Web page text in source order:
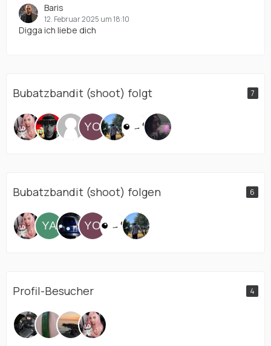
Baris
12. Februar 2025 um 18:10
Digga ich liebe dich
Bubatzbandit (shoot) folgt 7
Bubatzbandit (shoot) folgen 6
Profil-Besucher 4